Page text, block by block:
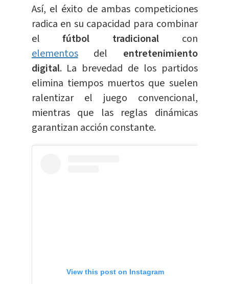
Así, el éxito de ambas competiciones
radica en su capacidad para combinar
elfútbol tradicional con
elementos
del entretenimiento
digital. La brevedad de los partidos
elimina tiempos muertos que suelen
ralentizar el juego convencional,
mientras que las reglas dinámicas
garantizan acción constante.
View this post on Instagram